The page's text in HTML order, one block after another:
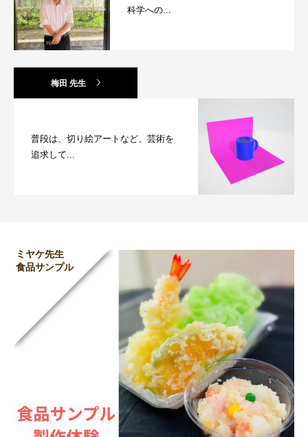
科学への...
梅田 先生
普段は、切り絵アートなど、芸術を
追求して...
ミヤケ先生
食品サンプル